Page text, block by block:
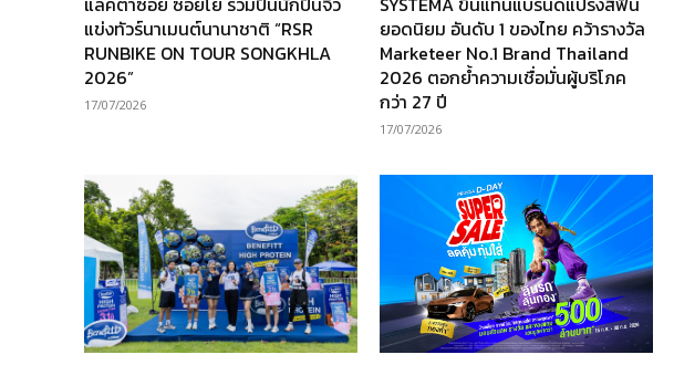
แข่งทัวร์นาเมนต์นานาชาติ “RSR
RUNBIKE ON TOUR SONGKHLA
2026”
17/07/2026
ยอดนิยม อันดับ 1 ของไทย คว้ารางวัล
Marketeer No.1 Brand Thailand
2026 ตอกย้ำความเชื่อมั่นผู้บริโภค
กว่า 27 ปี
17/07/2026